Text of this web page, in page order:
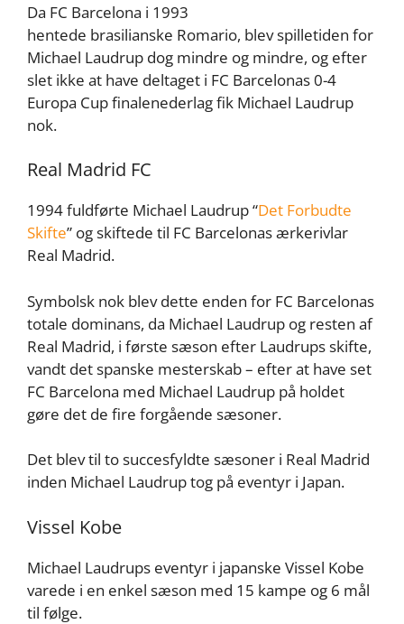
Da FC Barcelona i 1993
hentede brasilianske Romario, blev spilletiden for
Michael Laudrup dog mindre og mindre, og efter
slet ikke at have deltaget i FC Barcelonas 0-4
Europa Cup finalenederlag fik Michael Laudrup
nok.
Real Madrid FC
1994 fuldførte Michael Laudrup “Det Forbudte
Skifte” og skiftede til FC Barcelonas ærkerivlar
Real Madrid.
Symbolsk nok blev dette enden for FC Barcelonas
totale dominans, da Michael Laudrup og resten af
Real Madrid, i første sæson efter Laudrups skifte,
vandt det spanske mesterskab – efter at have set
FC Barcelona med Michael Laudrup på holdet
gøre det de fire forgående sæsoner.
Det blev til to succesfyldte sæsoner i Real Madrid
inden Michael Laudrup tog på eventyr i Japan.
Vissel Kobe
Michael Laudrups eventyr i japanske Vissel Kobe
varede i en enkel sæson med 15 kampe og 6 mål
til følge.